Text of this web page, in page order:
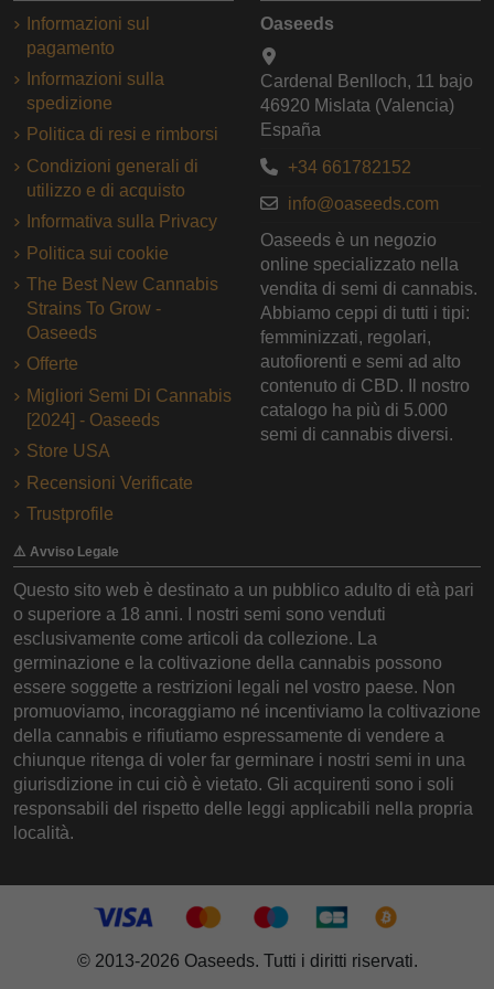
Informazioni sul
pagamento
Informazioni sulla
spedizione
Politica di resi e rimborsi
Condizioni generali di
utilizzo e di acquisto
Informativa sulla Privacy
Politica sui cookie
The Best New Cannabis
Strains To Grow -
Oaseeds
Offerte
Migliori Semi Di Cannabis
[2024] - Oaseeds
Store USA
Recensioni Verificate
Trustprofile
Oaseeds
Cardenal Benlloch, 11 bajo
46920 Mislata (Valencia)
España
+34 661782152
info@oaseeds.com
Oaseeds è un negozio
online specializzato nella
vendita di semi di cannabis.
Abbiamo ceppi di tutti i tipi:
femminizzati, regolari,
autofiorenti e semi ad alto
contenuto di CBD. Il nostro
catalogo ha più di 5.000
semi di cannabis diversi.
⚠️ Avviso Legale
Questo sito web è destinato a un pubblico adulto di età pari
o superiore a 18 anni. I nostri semi sono venduti
esclusivamente come articoli da collezione. La
germinazione e la coltivazione della cannabis possono
essere soggette a restrizioni legali nel vostro paese. Non
promuoviamo, incoraggiamo né incentiviamo la coltivazione
della cannabis e rifiutiamo espressamente di vendere a
chiunque ritenga di voler far germinare i nostri semi in una
giurisdizione in cui ciò è vietato. Gli acquirenti sono i soli
responsabili del rispetto delle leggi applicabili nella propria
località.
© 2013-2026 Oaseeds. Tutti i diritti riservati.